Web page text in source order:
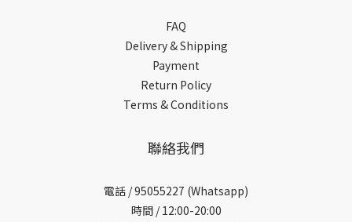
FAQ
Delivery & Shipping
Payment
Return Policy
Terms & Conditions
聯絡我們
電話 /95055227 (Whatsapp)
時間 / 12:00-20:00